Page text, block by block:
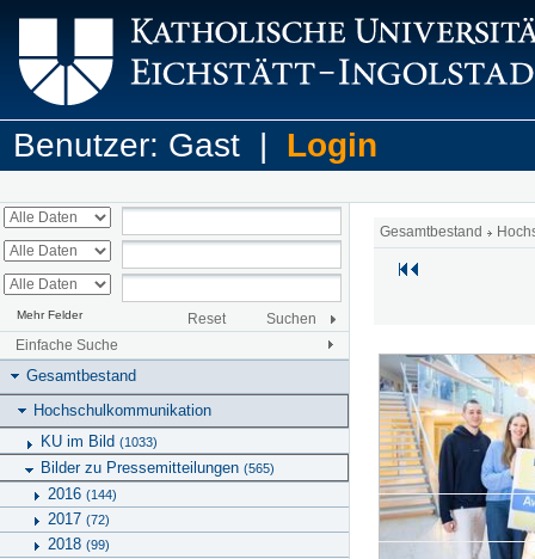
Benutzer: Gast | Login
Mehr Felder Reset
Suchen
Einfache Suche
Gesamtbestand
Hochschulkommunikation
KU im Bild (1033)
Bilder zu Pressemitteilungen (565)
2016 (144)
2017 (72)
2018 (99)
Gesamtbestand